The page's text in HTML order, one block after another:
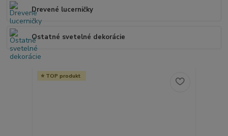
Drevené lucerničky
Ostatné svetelné dekorácie
TOP produkt